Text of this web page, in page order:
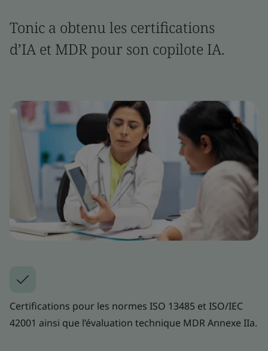
Tonic a obtenu les certifications
d’IA et MDR pour son copilote IA.
Certifications pour les normes ISO 13485 et ISO/IEC
42001 ainsi que l’évaluation technique MDR Annexe IIa.